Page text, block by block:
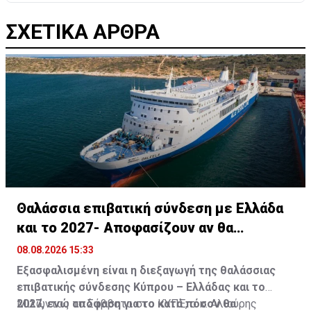
ΣΧΕΤΙΚΑ ΑΡΘΡΑ
Θαλάσσια επιβατική σύνδεση με Ελλάδα
και το 2027- Αποφασίζουν αν θα
συνεχίσει
08.08.2026 15:33
Εξασφαλισμένη είναι η διεξαγωγή της θαλάσσιας
επιβατικής σύνδεσης Κύπρου – Ελλάδας και το
2027, ενώ απόφαση για το κατά πόσον θα
Μιλώντας το Σάββατο στο ΚΥΠΕ, ο κ. Αλιούρης